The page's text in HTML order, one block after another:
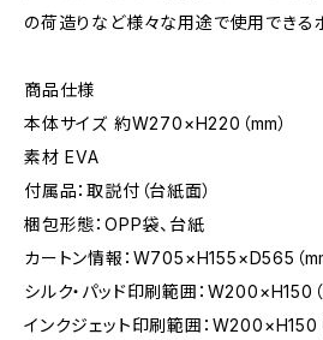
の荷造りなど様々な用途で使用できる
商品仕様
本体サイズ 約W270×H220（mm）
素材 EVA
付属品：取説付（台紙面）
梱包形態：OPP袋、台紙
カートン情報：W705×H155×D565（
シルク・パッド印刷範囲：W200×H150
インクジェット印刷範囲：W200×H150（